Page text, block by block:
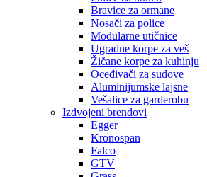
Bravice za ormane
Nosači za police
Modularne utičnice
Ugradne korpe za veš
Žičane korpe za kuhinju
Oceđivači za sudove
Aluminijumske lajsne
Vešalice za garderobu
Izdvojeni brendovi
Egger
Kronospan
Falco
GTV